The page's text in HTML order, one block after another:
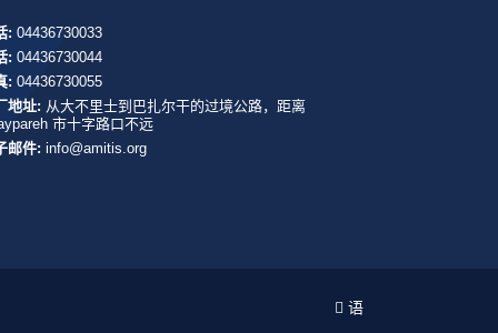
: 04436730033
: 04436730044
: 04436730055
地址: 从大不里士到巴扎尔干的过境公路，距离
市十字路口不远
邮件: info@amitis.org
语